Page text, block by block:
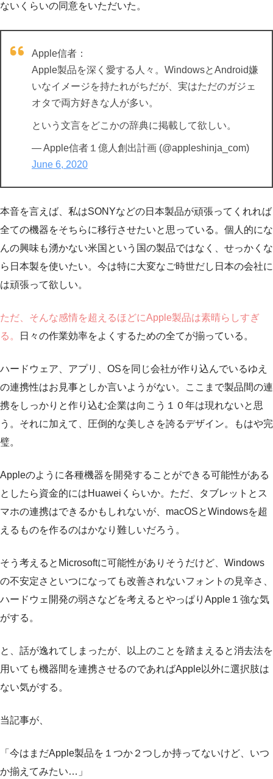
ないくらいの同意をいただいた。
Apple信者：
Apple製品を深く愛する人々。WindowsとAndroid嫌
いなイメージを持たれがちだが、実はただのガジェ
オタで両方好きな人が多い。
という文言をどこかの辞典に掲載して欲しい。
— Apple信者１億人創出計画 (@appleshinja_com)
June 6, 2020
本音を言えば、私はSONYなどの日本製品が頑張ってくれれば
全ての機器をそちらに移行させたいと思っている。個人的にな
んの興味も湧かない米国という国の製品ではなく、せっかくな
ら日本製を使いたい。今は特に大変なご時世だし日本の会社に
は頑張って欲しい。
ただ、そんな感情を超えるほどにApple製品は素晴らしすぎ
る。
日々の作業効率をよくするための全てが揃っている。
ハードウェア、アプリ、OSを同じ会社が作り込んでいるゆえ
の連携性はお見事としか言いようがない。ここまで製品間の連
携をしっかりと作り込む企業は向こう１０年は現れないと思
う。それに加えて、圧倒的な美しさを誇るデザイン。もはや完
璧。
Appleのように各種機器を開発することができる可能性がある
としたら資金的にはHuaweiくらいか。ただ、タブレットとス
マホの連携はできるかもしれないが、macOSとWindowsを超
えるものを作るのはかなり難しいだろう。
そう考えるとMicrosoftに可能性がありそうだけど、Windows
の不安定さといつになっても改善されないフォントの見辛さ、
ハードウェ開発の弱さなどを考えるとやっぱりApple１強な気
がする。
と、話が逸れてしまったが、以上のことを踏まえると消去法を
用いても機器間を連携させるのであればApple以外に選択肢は
ない気がする。
当記事が、
「今はまだApple製品を１つか２つしか持ってないけど、いつ
か揃えてみたい…」